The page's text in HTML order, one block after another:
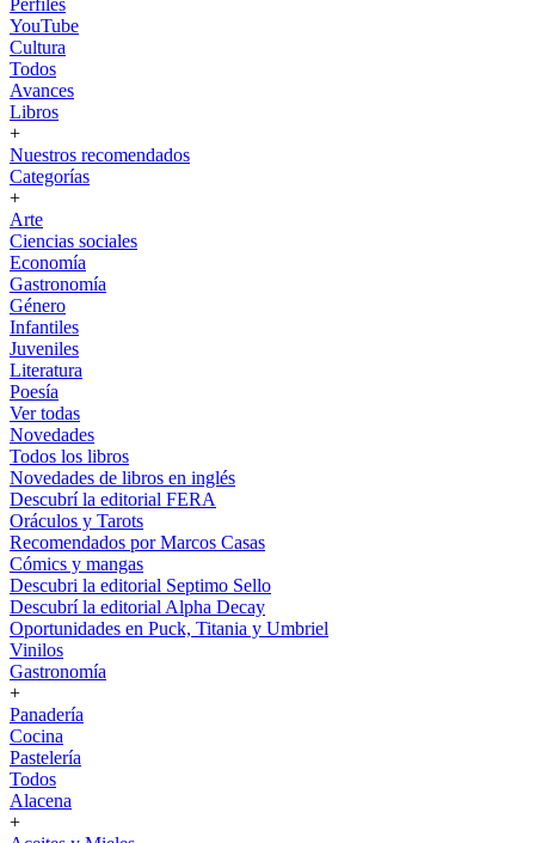
Perfiles
YouTube
Cultura
Todos
Avances
Libros
+
Nuestros recomendados
Categorías
+
Arte
Ciencias sociales
Economía
Gastronomía
Género
Infantiles
Juveniles
Literatura
Poesía
Ver todas
Novedades
Todos los libros
Novedades de libros en inglés
Descubrí la editorial FERA
Oráculos y Tarots
Recomendados por Marcos Casas
Cómics y mangas
Descubri la editorial Septimo Sello
Descubrí la editorial Alpha Decay
Oportunidades en Puck, Titania y Umbriel
Vinilos
Gastronomía
+
Panadería
Cocina
Pastelería
Todos
Alacena
+